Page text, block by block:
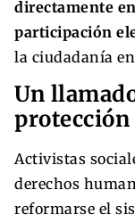
directamente
participación
la ciudadanía
Un
Activistas
derechos
reformarse el